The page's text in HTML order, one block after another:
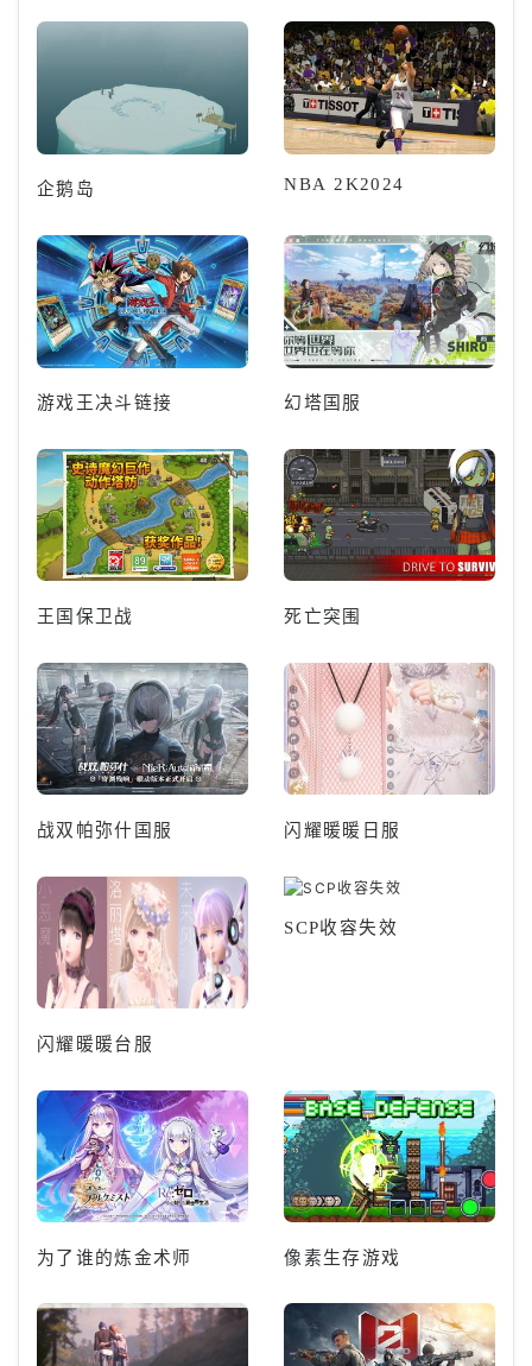
企鹅岛 NBA 2K2024
游戏王决斗链接 幻塔国服
王国保卫战 死亡突围
战双帕弥什国服 闪耀暖暖日服
闪耀暖暖台服
SCP收容失效
为了谁的炼金术师 像素生存游戏